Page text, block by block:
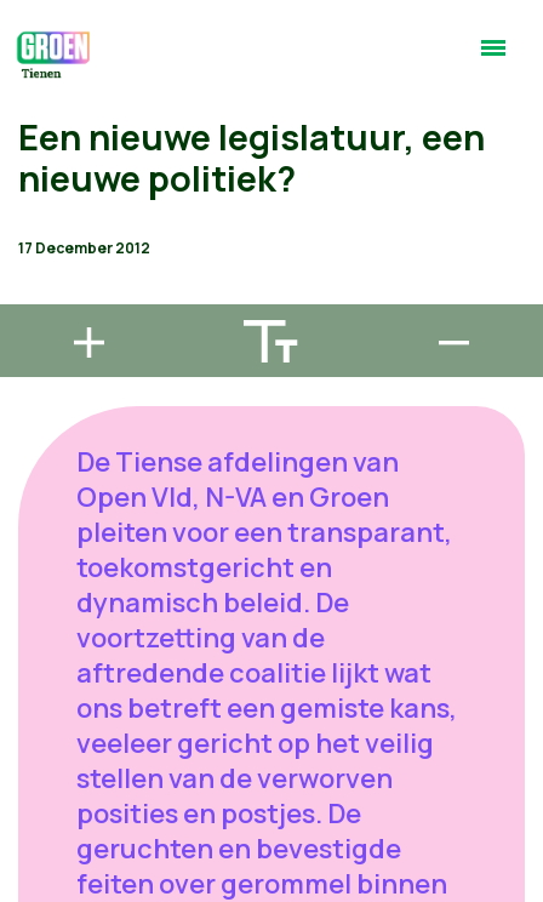
Een nieuwe legislatuur, een
nieuwe politiek?
17 December 2012
De Tiense afdelingen van
Open Vld, N-VA en Groen
pleiten voor een transparant,
toekomstgericht en
dynamisch beleid. De
voortzetting van de
aftredende coalitie lijkt wat
ons betreft een gemiste kans,
veeleer gericht op het veilig
stellen van de verworven
posities en postjes. De
geruchten en bevestigde
feiten over gerommel binnen